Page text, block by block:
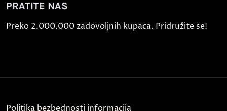
PRATITE NAS
Preko 2.000.000 zadovoljnih kupaca. Pridružite se!
Politika bezbednosti informacija